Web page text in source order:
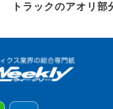
トラックのアオリ部